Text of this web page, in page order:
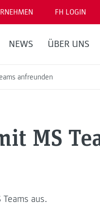
FH LOGIN
NEWS ÜBER UNS
anfreunden
MS
aus.